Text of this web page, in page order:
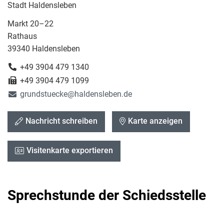
Stadt Haldensleben
Markt 20–22
Rathaus
39340 Haldensleben
+49 3904 479 1340
+49 3904 479 1099
grundstuecke@haldensleben.de
Nachricht schreiben Karte anzeigen
Visitenkarte exportieren
Sprechstunde der Schiedsstelle